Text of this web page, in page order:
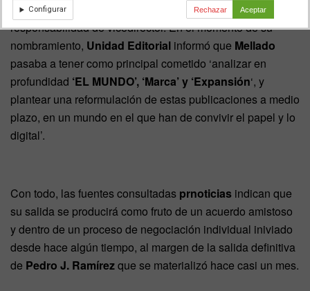
Director de Desarrollo Editorial
relevándole de su
responsabilidad de vicedirector. En el momento de su
nombramiento, Unidad Editorial informó que Mellado
pasaba a tener como principal cometido ‘analizar en
profundidad ‘EL MUNDO’, ‘Marca’ y ‘Expansión‘, y
plantear una reformulación de estas publicaciones a medio
plazo, en un mundo en el que han de convivir el papel y lo
digital’.
Con todo, las fuentes consultadas prnoticias indican que
su salida se producirá como fruto de un acuerdo amistoso
y dentro de un proceso de negociación individual iniviado
desde hace algún tiempo, al margen de la salida definitiva
de Pedro J. Ramírezque se materializó hace casi un mes.
Configurar Rechazar Aceptar